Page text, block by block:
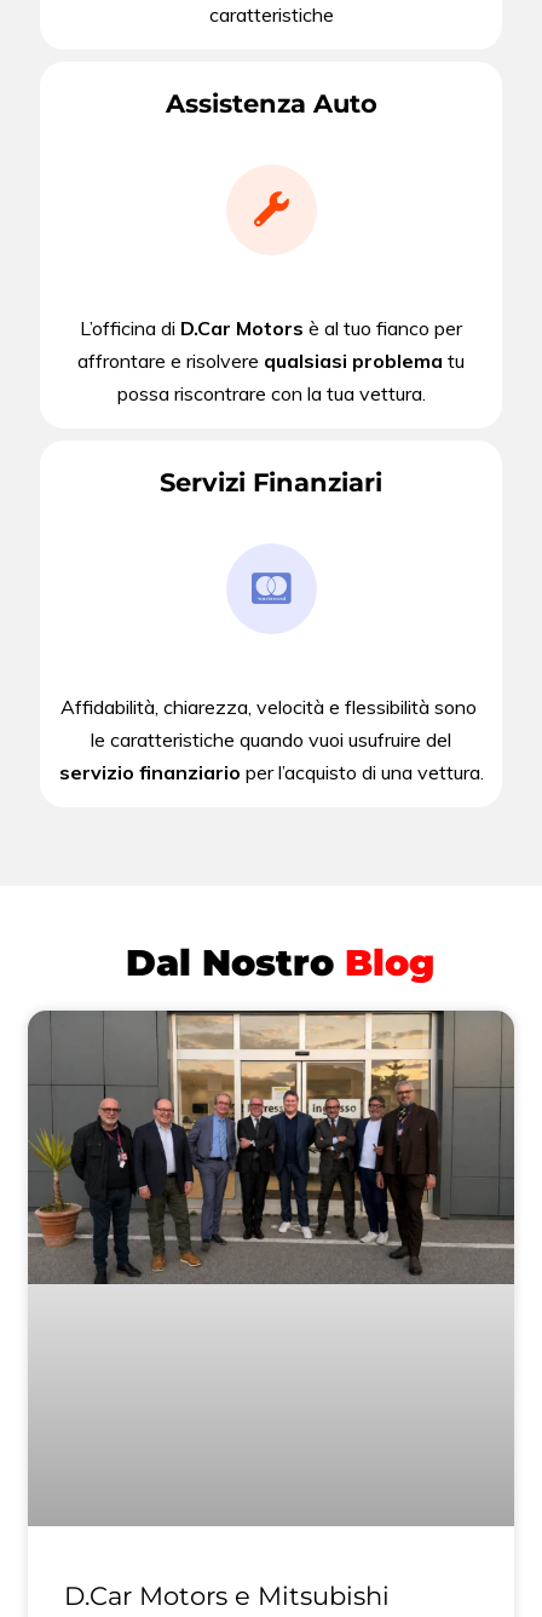
caratteristiche
Assistenza Auto
L’officina di D.Car Motors è al tuo fianco per
affrontare e risolvere qualsiasi problema tu
possa riscontrare con la tua vettura.
Servizi Finanziari
Affidabilità, chiarezza, velocità e flessibilità sono
le caratteristiche quando vuoi usufruire del
servizio finanziario per l’acquisto di una vettura.
Dal Nostro Blog
D.Car Motors e Mitsubishi